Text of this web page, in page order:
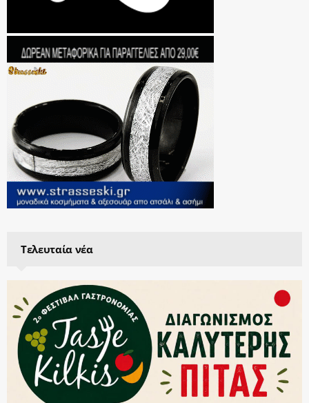
Τελευταία νέα